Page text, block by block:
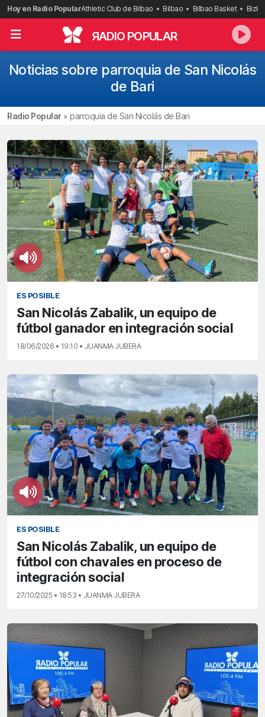
Saltar
al
contenido
Hoy en Radio PopularAthletic Club de Bilbao Bilbao Bilbao Basket
RADIO POPULAR
Noticias sobre parroquia de San Nicolás
de Bari
Radio Popular» parroquia de San Nicolás de Bari
ES POSIBLE
San Nicolás Zabalik, un equipo de
fútbol ganador en integración social
18/06/2026 • 19:10 • JUANMA JUBERA
ES POSIBLE
San Nicolás Zabalik, un equipo de
fútbol con chavales en proceso de
integración social
27/10/2025 • 18:53 • JUANMA JUBERA